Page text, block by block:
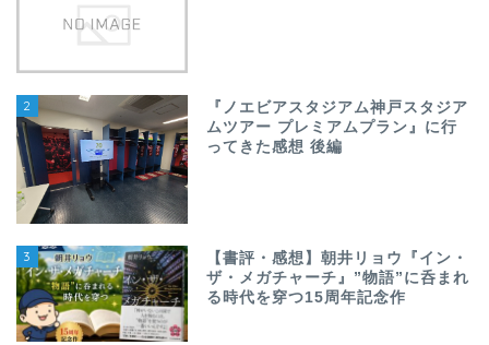
2
『ノエビアスタジアム神戸スタジア
ムツアー プレミアムプラン』に行
ってきた感想 後編
3
【書評・感想】朝井リョウ『イン・
ザ・メガチャーチ』”物語”に呑まれ
る時代を穿つ15周年記念作